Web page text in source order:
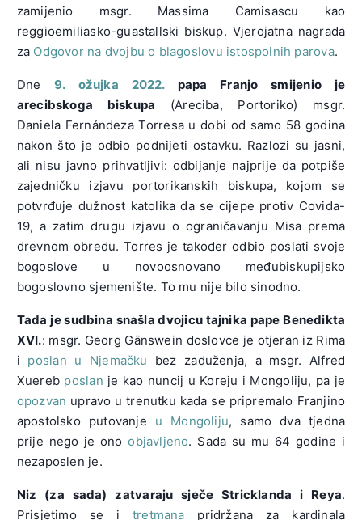
zamijenio msgr. Massima Camisascu kao
reggioemiliasko-guastallski biskup. Vjerojatna nagrada
za Odgovor na dvojbu o blagoslovu istospolnih parova.
Dne9. ožujka 2022.papa Franjo smijenio je
arecibskoga biskupa (Areciba, Portoriko) msgr.
Daniela Fernándeza Torresa u dobi od samo 58 godina
nakon što je odbio podnijeti ostavku. Razlozi su jasni,
ali nisu javno prihvatljivi: odbijanje najprije da potpiše
zajedničku izjavu portorikanskih biskupa, kojom se
potvrđuje dužnost katolika da se cijepe protiv Covida-
19, a zatim drugu izjavu o ograničavanju Misa prema
drevnom obredu. Torres je također odbio poslati svoje
bogoslove u novoosnovano međubiskupijsko
bogoslovno sjemenište. To mu nije bilo sinodno.
Tada je sudbina snašla dvojicu tajnika pape Benedikta
XVI.: msgr. Georg Gänswein doslovce je otjeran iz Rima
i poslan u Njemačku bez zaduženja, a msgr. Alfred
Xuereb poslan je kao nuncij u Koreju i Mongoliju, pa je
opozvan upravo u trenutku kada se pripremalo Franjino
apostolsko putovanje u Mongoliju, samo dva tjedna
prije nego je onoobjavljeno. Sada su mu 64 godine i
nezaposlen je.
Niz (za sada) zatvaraju sječe Stricklanda i Reya.
Prisjetimo se i tretmana pridržana za kardinala